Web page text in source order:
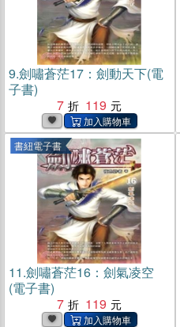
9.劍嘯蒼茫17：劍動天下(電
子書)
7
119
書紐電子書
11.劍嘯蒼茫16：劍氣凌空
(電子書)
7
119